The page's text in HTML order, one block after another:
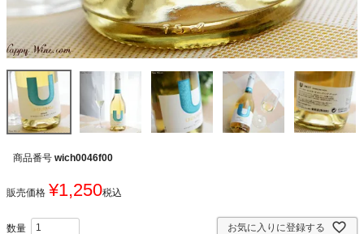
商品番号 wich0046f00
販売価格 ¥1,250税込
お気に入りに登録する